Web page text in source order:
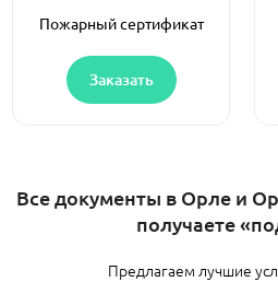
Пожарный сертификат
Заказать
Все документы в Орле и
получаете
Предлагаем лучшие